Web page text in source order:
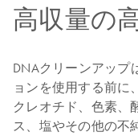
高収量の
DNAクリーンアップ
ョンを使用する前に
クレオチド、色素、
ス、塩やその他の不